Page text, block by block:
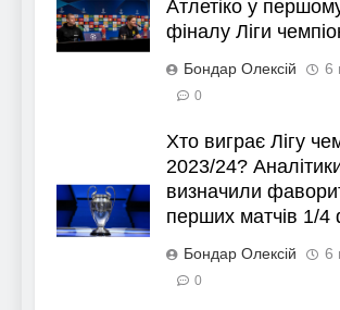
Атлетіко у
фіналу Ліги
Бондар Олексій 6
0
Хто виграє Лігу
2023/24?
визначили
перших матчів 1/4
Бондар Олексій 6
0